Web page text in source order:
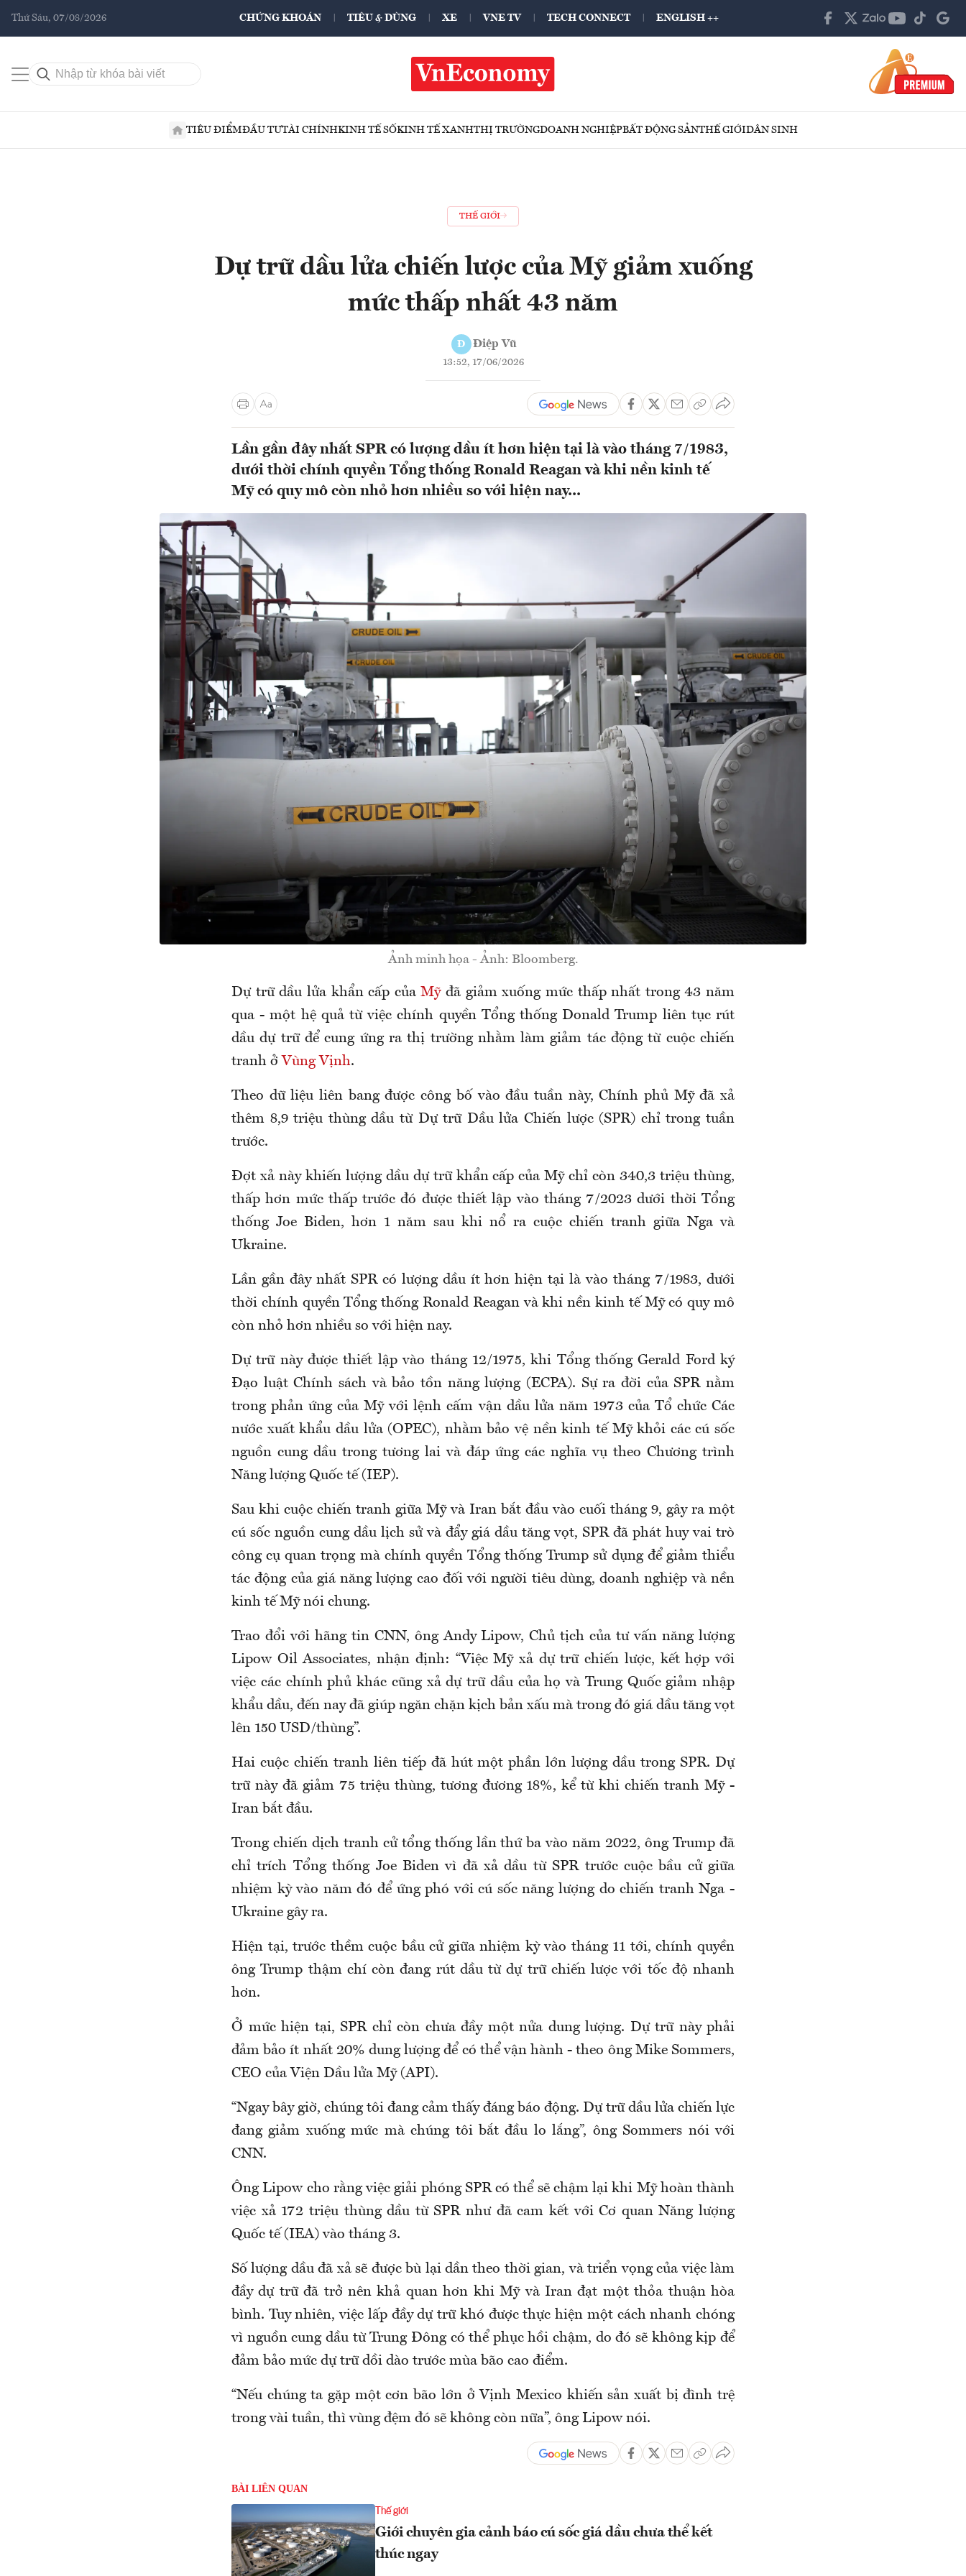
Thứ Sáu, 07/08/2026 CHỨNG KHOÁN TIÊU & DÙNG XE VNE TV TECH CONNECT ENGLISH ++
TIÊU ĐIỂMĐẦU TƯTÀI CHÍNHKINH TẾ SỐKINH TẾ XANHTHỊ TRƯỜNGDOANH NGHIỆPBẤT ĐỘNG SẢNTHẾ GIỚIDÂN SINH
THẾ GIỚI
Dự trữ dầu lửa chiến lược của Mỹ giảm xuống
mức thấp nhất 43 năm
Đ Điệp Vũ
13:52, 17/06/2026
Lần gần đây nhất SPR có lượng dầu ít hơn hiện tại là vào tháng 7/1983,
dưới thời chính quyền Tổng thống Ronald Reagan và khi nền kinh tế
Mỹ có quy mô còn nhỏ hơn nhiều so với hiện nay...
Ảnh minh họa - Ảnh: Bloomberg.
Dự trữ dầu lửa khẩn cấp củaMỹđã giảm xuống mức thấp nhất trong 43 năm
qua - một hệ quả từ việc chính quyền Tổng thống Donald Trump liên tục rút
dầu dự trữ để cung ứng ra thị trường nhằm làm giảm tác động từ cuộc chiến
tranh ở Vùng Vịnh.
Theo dữ liệu liên bang được công bố vào đầu tuần này, Chính phủ Mỹ đã xả
thêm 8,9 triệu thùng dầu từ Dự trữ Dầu lửa Chiến lược (SPR) chỉ trong tuần
trước.
Đợt xả này khiến lượng dầu dự trữ khẩn cấp của Mỹ chỉ còn 340,3 triệu thùng,
thấp hơn mức thấp trước đó được thiết lập vào tháng 7/2023 dưới thời Tổng
thống Joe Biden, hơn 1 năm sau khi nổ ra cuộc chiến tranh giữa Nga và
Ukraine.
Lần gần đây nhất SPR có lượng dầu ít hơn hiện tại là vào tháng 7/1983, dưới
thời chính quyền Tổng thống Ronald Reagan và khi nền kinh tế Mỹ có quy mô
còn nhỏ hơn nhiều so với hiện nay.
Dự trữ này được thiết lập vào tháng 12/1975, khi Tổng thống Gerald Ford ký
Đạo luật Chính sách và bảo tồn năng lượng (ECPA). Sự ra đời của SPR nằm
trong phản ứng của Mỹ với lệnh cấm vận dầu lửa năm 1973 của Tổ chức Các
nước xuất khẩu dầu lửa (OPEC), nhằm bảo vệ nền kinh tế Mỹ khỏi các cú sốc
nguồn cung dầu trong tương lai và đáp ứng các nghĩa vụ theo Chương trình
Năng lượng Quốc tế (IEP).
Sau khi cuộc chiến tranh giữa Mỹ và Iran bắt đầu vào cuối tháng 9, gây ra một
cú sốc nguồn cung dầu lịch sử và đẩy giá dầu tăng vọt, SPR đã phát huy vai trò
công cụ quan trọng mà chính quyền Tổng thống Trump sử dụng để giảm thiểu
tác động của giá năng lượng cao đối với người tiêu dùng, doanh nghiệp và nền
kinh tế Mỹ nói chung.
Trao đổi với hãng tin CNN, ông Andy Lipow, Chủ tịch của tư vấn năng lượng
Lipow Oil Associates, nhận định: “Việc Mỹ xả dự trữ chiến lược, kết hợp với
việc các chính phủ khác cũng xả dự trữ dầu của họ và Trung Quốc giảm nhập
khẩu dầu, đến nay đã giúp ngăn chặn kịch bản xấu mà trong đó giá dầu tăng vọt
lên 150 USD/thùng”.
Hai cuộc chiến tranh liên tiếp đã hút một phần lớn lượng dầu trong SPR. Dự
trữ này đã giảm 75 triệu thùng, tương đương 18%, kể từ khi chiến tranh Mỹ -
Iran bắt đầu.
Trong chiến dịch tranh cử tổng thống lần thứ ba vào năm 2022, ông Trump đã
chỉ trích Tổng thống Joe Biden vì đã xả dầu từ SPR trước cuộc bầu cử giữa
nhiệm kỳ vào năm đó để ứng phó với cú sốc năng lượng do chiến tranh Nga -
Ukraine gây ra.
Hiện tại, trước thềm cuộc bầu cử giữa nhiệm kỳ vào tháng 11 tới, chính quyền
ông Trump thậm chí còn đang rút dầu từ dự trữ chiến lược với tốc độ nhanh
hơn.
Ở mức hiện tại, SPR chỉ còn chưa đầy một nửa dung lượng. Dự trữ này phải
đảm bảo ít nhất 20% dung lượng để có thể vận hành - theo ông Mike Sommers,
CEO của Viện Dầu lửa Mỹ (API).
“Ngay bây giờ, chúng tôi đang cảm thấy đáng báo động. Dự trữ dầu lửa chiến lực
đang giảm xuống mức mà chúng tôi bắt đầu lo lắng”, ông Sommers nói với
CNN.
Ông Lipow cho rằng việc giải phóng SPR có thể sẽ chậm lại khi Mỹ hoàn thành
việc xả 172 triệu thùng dầu từ SPR như đã cam kết với Cơ quan Năng lượng
Quốc tế (IEA) vào tháng 3.
Số lượng dầu đã xả sẽ được bù lại dần theo thời gian, và triển vọng của việc làm
đầy dự trữ đã trở nên khả quan hơn khi Mỹ và Iran đạt một thỏa thuận hòa
bình. Tuy nhiên, việc lấp đầy dự trữ khó được thực hiện một cách nhanh chóng
vì nguồn cung dầu từ Trung Đông có thể phục hồi chậm, do đó sẽ không kịp để
đảm bảo mức dự trữ dồi dào trước mùa bão cao điểm.
“Nếu chúng ta gặp một cơn bão lớn ở Vịnh Mexico khiến sản xuất bị đình trệ
trong vài tuần, thì vùng đệm đó sẽ không còn nữa”, ông Lipow nói.
BÀI LIÊN QUAN
Thế giới
Giới chuyên gia cảnh báo cú sốc giá dầu chưa thể kết
thúc ngay